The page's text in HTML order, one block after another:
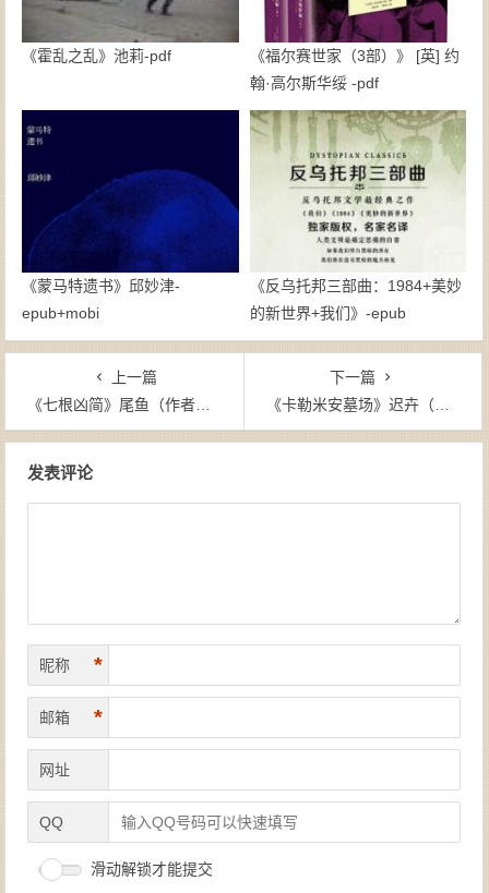
《霍乱之乱》池莉-pdf
《福尔赛世家（3部）》 [英] 约
翰·高尔斯华绥 -pdf
《蒙马特遗书》邱妙津-
epub+mobi
《反乌托邦三部曲：1984+美妙
的新世界+我们》-epub
上一篇
《七根凶简》尾鱼（作者）-epub+mobi
下一篇
《卡勒米安墓场》迟卉（作者）-epub+mobi
发表评论
昵称 *
邮箱 *
网址
QQ
滑动解锁才能提交